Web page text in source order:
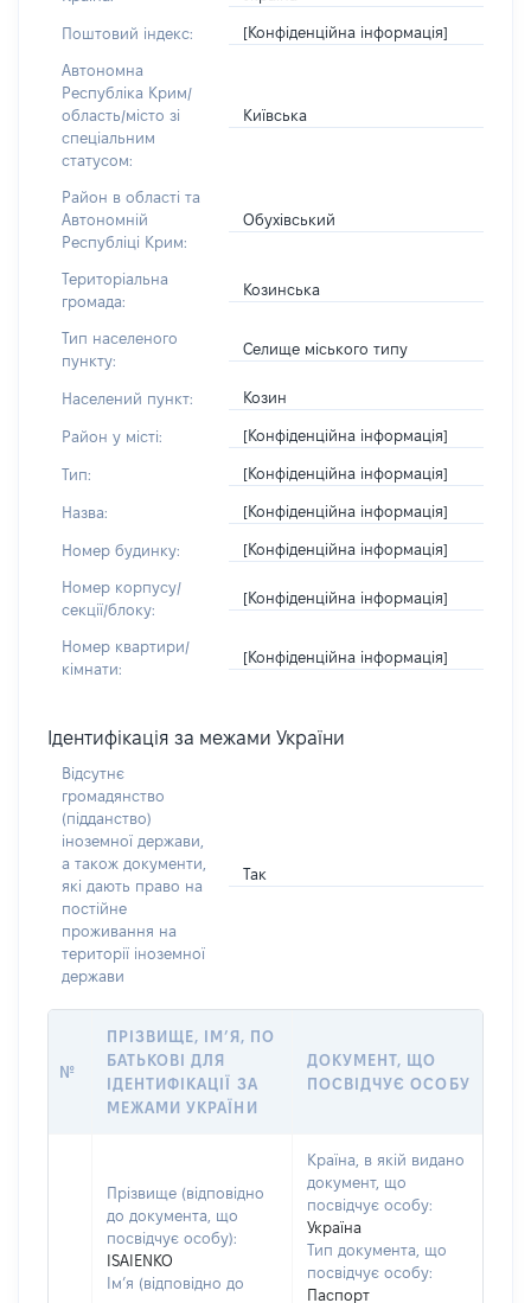
Поштовий індекс: [Конфіденційна інформація]
Автономна
Республіка Крим/
область/місто зі
спеціальним
статусом:
Київська
Район в області та
Автономній
Республіці Крим:
Обухівський
Територіальна
громада:
Козинська
Тип населеного
пункту:
Селище міського типу
Населений пункт: Козин
Район у місті: [Конфіденційна інформація]
Тип: [Конфіденційна інформація]
Назва: [Конфіденційна інформація]
Номер будинку: [Конфіденційна інформація]
Номер корпусу/
секції/блоку:
[Конфіденційна інформація]
Номер квартири/
кімнати:
[Конфіденційна інформація]
Ідентифікація за межами України
Відсутнє
громадянство
(підданство)
іноземної держави,
а також документи,
які дають право на
постійне
проживання на
території іноземної
держави
Так
№
ПРІЗВИЩЕ, ІМ’Я, ПО
БАТЬКОВІ ДЛЯ
ІДЕНТИФІКАЦІЇ ЗА
МЕЖАМИ УКРАЇНИ
ДОКУМЕНТ, ЩО
ПОСВІДЧУЄ ОСОБУ
Прізвище (відповідно
до документа, що
посвідчує особу):
ISAIENKO
Ім’я (відповідно до
Країна, в якій видано
документ, що
посвідчує особу:
Україна
Тип документа, що
посвідчує особу:
Паспорт